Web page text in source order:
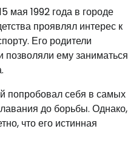
мая 1992 года в городе
проявлял интерес к
Его родители
позволяли ему заниматься
попробовал себя в самых
до борьбы. Однако,
что его истинная